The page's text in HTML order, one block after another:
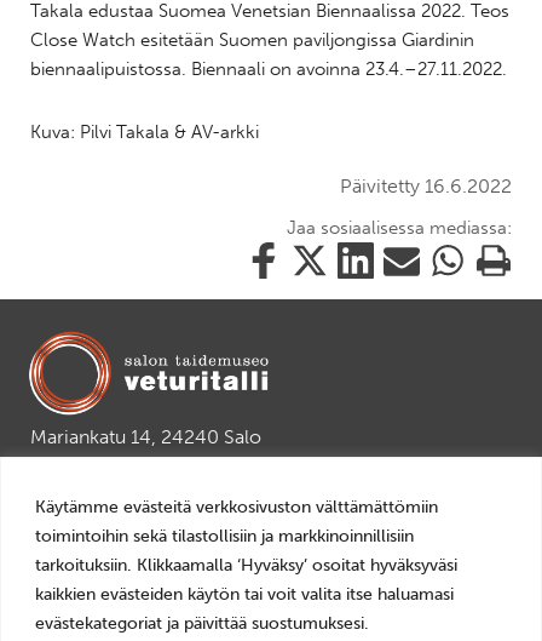
Käytämme evästeitä verkkosivuston välttämättömiin
toimintoihin sekä tilastollisiin ja markkinoinnillisiin
tarkoituksiin. Klikkaamalla ‘Hyväksy’ osoitat hyväksyväsi
kaikkien evästeiden käytön tai voit valita itse haluamasi
evästekategoriat ja päivittää suostumuksesi.
Takala edustaa Suomea Venetsian Biennaalissa 2022. Teos
Close Watch esitetään Suomen paviljongissa Giardinin
biennaalipuistossa. Biennaali on avoinna 23.4.–27.11.2022.
Kuva: Pilvi Takala & AV-arkki
Päivitetty 16.6.2022
Jaa sosiaalisessa mediassa:
Jaa
tämä
Jaa
Jaa
tämä
Jaa
Jaa
Tulosta
Mariankatu 14, 24240 Salo
veturitalli(a)salo.fi
AVOINNA
ti–pe 10–18
la–su 11–16